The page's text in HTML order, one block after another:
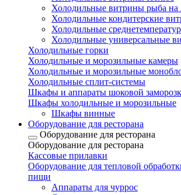
Холодильные витрины рыба на
Холодильные кондитерские
Холодильные
Холодильные универсальные
Холодильные горки
Холодильные и морозильные камеры
Холодильные и морозильные
Холодильные сплит-системы
Шкафы и аппараты шоковой
Шкафы холодильные и морозильные
Шкафы винные
Оборудование для ресторана
Оборудование для ресторана
Оборудование для ресторана
Кассовые прилавки
Оборудование для тепловой
пищи
Аппараты для чуррос